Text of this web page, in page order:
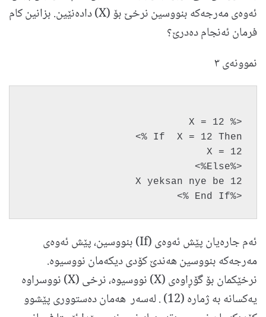
ئه‌وه‌ی مه‌رجه‌كه‌ بنووسین نرخێ بۆ (X) داده‌نێین. بزانین کام
فرمان ئه‌نجام ده‌درێ؟ ‌
نموونه‌ی ٣
<% X = 12
If  X = 12 Then %>
X = 12
<%Else%>
X yeksan nye be 12
<%End If %>
ئه‌م جاره‌یان پێش ئه‌وه‌ی (If) بنووسین، پێش ئه‌وه‌ی
مه‌رجه‌كه‌ بنووسین هه‌ندێ کۆدی دیكه‌مان نووسیوه‌.
نرخێکمان بۆ گۆڕاوه‌ی (X) نووسیوه‌، نرخی (X) نووسراوه‌
یه‌کسانه‌ به ژماره‌ (12)‌ . له‌سه‌ر ‌ هه‌مان ده‌ستووری پێشوو